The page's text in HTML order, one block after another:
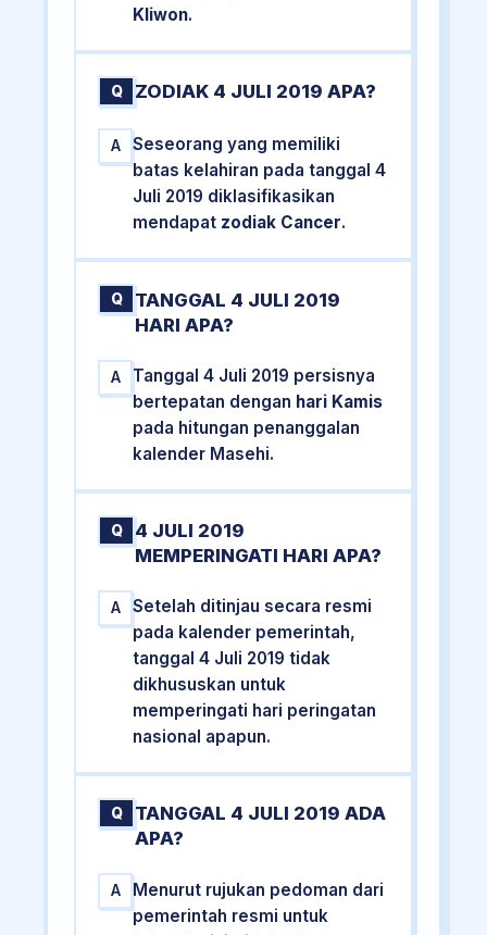
Kliwon.
Q ZODIAK 4 JULI 2019 APA?
A
Seseorang yang memiliki
batas kelahiran pada tanggal 4
Juli 2019 diklasifikasikan
mendapat zodiak Cancer.
Q
TANGGAL 4 JULI 2019
HARI APA?
A
Tanggal 4 Juli 2019 persisnya
bertepatan dengan hari Kamis
pada hitungan penanggalan
kalender Masehi.
Q
4 JULI 2019
MEMPERINGATI HARI APA?
A
Setelah ditinjau secara resmi
pada kalender pemerintah,
tanggal 4 Juli 2019 tidak
dikhususkan untuk
memperingati hari peringatan
nasional apapun.
Q
TANGGAL 4 JULI 2019 ADA
APA?
A
Menurut rujukan pedoman dari
pemerintah resmi untuk